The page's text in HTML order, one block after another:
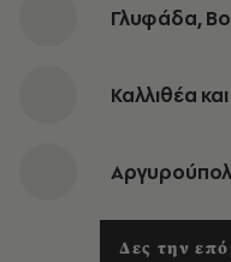
Γλυφάδα,
Καλλιθέα
Δες την